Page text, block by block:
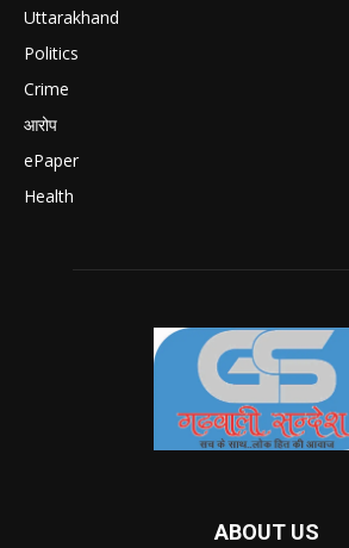
Uttarakhand
Politics
Crime
आरोप
ePaper
Health
ABOUT US